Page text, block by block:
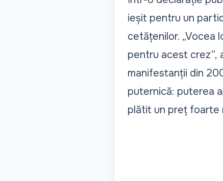
ieșit pentru un
cetățenilor. „Vocea
pentru acest crez”,
manifestanții din
puternică: puterea
plătit un preț foarte